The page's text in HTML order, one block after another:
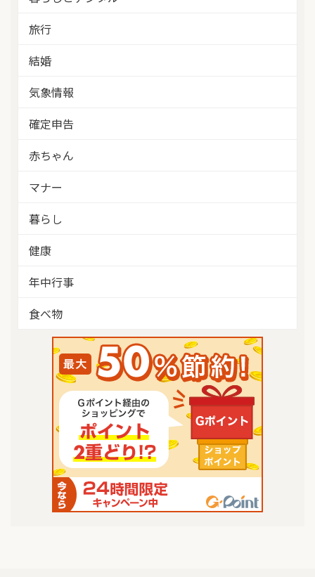
旅行
結婚
気象情報
確定申告
赤ちゃん
マナー
暮らし
健康
年中行事
食べ物